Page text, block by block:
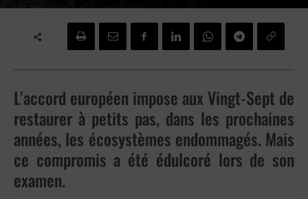
Par Redaction - 11 novembre 2023
L’accord européen impose aux Vingt-Sept de
restaurer à petits pas, dans les prochaines
années, les écosystèmes endommagés. Mais
ce compromis a été édulcoré lors de son
examen.